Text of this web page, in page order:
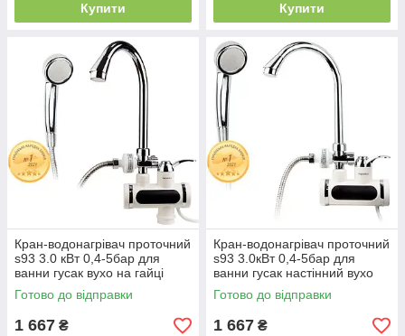
Купити Купити
Кран-водонагрівач проточний
s93 3.0 кВт 0,4-5бар для
ванни гусак вухо на гайці
Aquatica (JZ-6C141W)
9793203
Готово до відправки
1 667 ₴
Кран-водонагрівач проточний
s93 3.0кВт 0,4-5бар для
ванни гусак настінний вухо
Aquatica (JZ-7C141W)
9793213
Готово до відправки
1 667 ₴